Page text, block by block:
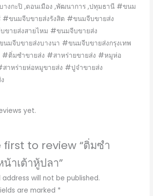
งกะปิ ,ดอนเมือง ,พัฒนาการ ,ปทุมธานี #ขนม
#ขนมจีบขายส่งรังสิต #ขนมจีบขายส่ง
ขายส่งสายไหม #ขนมจีบขายส่ง
นมจีบขายส่งบางนา #ขนมจีบขายส่งกรุงเทพ
#ติ่มซำขายส่ง #สาหร่ายขายส่ง #หมูห่อ
สาหร่ายห่อหมูขายส่ง #ปูจ๋าขายส่ง
yet.
first to review “ติ่มซำ
าเต้าหู้ปลา”
address will not be published.
are marked *